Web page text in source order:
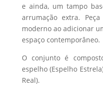
e ainda, um tampo
arrumação extra.
moderno ao adicionar
espaço contemporâneo.
O conjunto é
espelho (Espelho
Real).